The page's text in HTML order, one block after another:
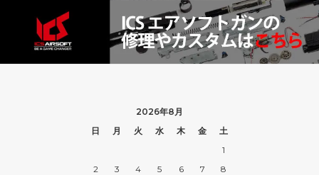
2026年8月
日
月 火 水 木 金
土
1
2
3 4 5 6 7
8